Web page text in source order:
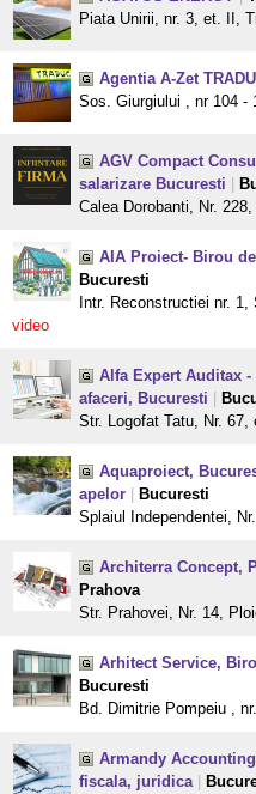
Piata Unirii, nr. 3, et. II,
Agentia A-Zet
Sos. Giurgiului , nr 104 -
AGV Compact
salarizare Bucuresti
Calea Dorobanti, Nr.
AIA Proiect- Birou
Bucuresti
Intr. Reconstructiei nr.
video
Alfa Expert Auditax
afaceri, Bucuresti
Str. Logofat Tatu, Nr.
Aquaproiect,
apelor
Bucuresti
Splaiul Independentei,
Architerra Concept,
Prahova
Str. Prahovei, Nr. 14,
Arhitect Service,
Bucuresti
Bd. Dimitrie Pompeiu ,
Armandy
fiscala, juridica